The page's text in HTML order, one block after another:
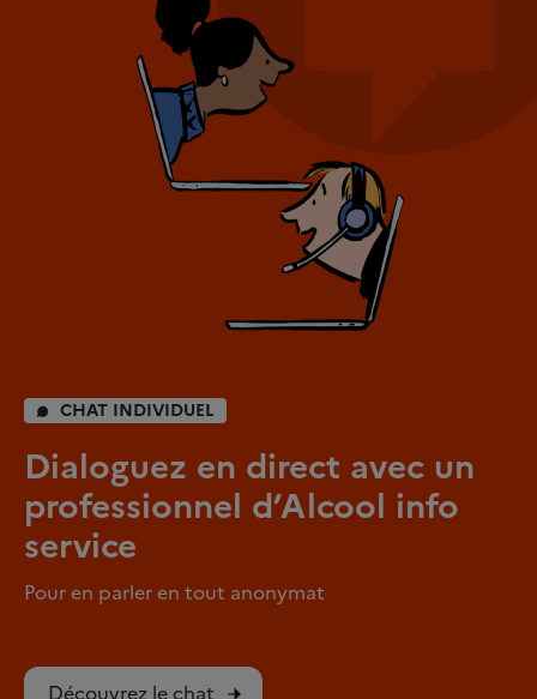
CHAT INDIVIDUEL
Dialoguez en direct avec un
professionnel d’Alcool info
service
Pour en parler en tout anonymat
Découvrez le chat